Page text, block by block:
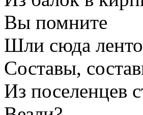
Вы помните
Шли сюда
Составы,
Из поселенцев